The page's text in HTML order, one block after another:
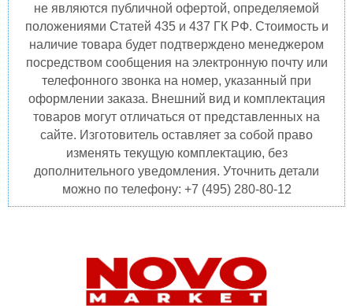
не являются публичной офертой, определяемой
положениями Статей 435 и 437 ГК РФ. Стоимость и
наличие товара будет подтверждено менеджером
посредством сообщения на электронную почту или
телефонного звонка на номер, указанный при
оформлении заказа. Внешний вид и комплектация
товаров могут отличаться от представленных на
сайте. Изготовитель оставляет за собой право
изменять текущую комплектацию, без
дополнительного уведомления. Уточнить детали
можно по телефону: +7 (495) 280-80-12